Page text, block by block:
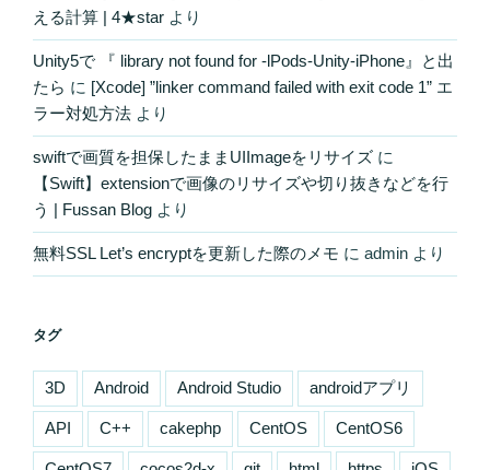
える計算 | 4★star より
Unity5で 『 library not found for -lPods-Unity-iPhone』と出
たら に [Xcode] ”linker command failed with exit code 1” エ
ラー対処方法 より
swiftで画質を担保したままUIImageをリサイズ に
【Swift】extensionで画像のリサイズや切り抜きなどを行
う | Fussan Blog より
無料SSL Let’s encryptを更新した際のメモ に admin より
タグ
3D Android Android Studio androidアプリ
API C++ cakephp CentOS CentOS6